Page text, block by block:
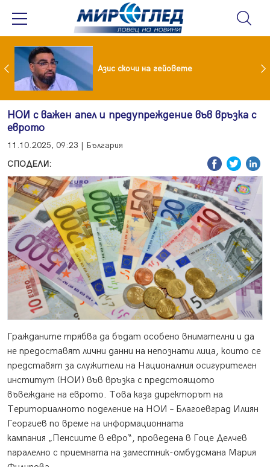
във фейсбук и инстаграм за непълнолетни Азис скочи на гейовете
НОИ с важен апел и предупреждение във връзка с
еврото
11.10.2025, 09:23 | България
СПОДЕЛИ:
Гражданите трябва да бъдат особено внимателни и да
не предоставят лични данни на непознати лица, които се
представят за служители на Националния осигурителен
институт (НОИ) във връзка с предстоящото
въвеждане на еврото. Това каза директорът на
Териториалното поделение на НОИ – Благоевград Илиян
Георгиев по време на информационната
кампания „Пенсиите в евро“, проведена в Гоце Делчев
паралелно с приемната на заместник-омбудсмана Мария